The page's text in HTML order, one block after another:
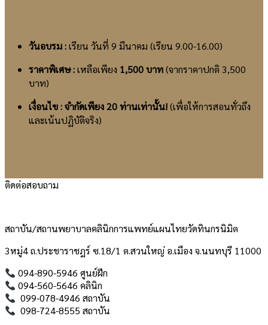
วันอบรม :เรียน วันที่ 9 มีนาคม (เรียน 9.00-16.00)
ราคาพิเศษ :เหลือเพียง 1,500 บาท(จากราคาปกติ 3,500
บาท)
เงื่อนไข :จำกัดเพียง 20 ท่านเท่านั้น!(เพื่อให้การสอนทั่วถึง
และเน้นปฏิบัติจริง)
ติดต่อสอบถาม
สถาบัน/สถานพยาบาลคลินิกการแพทย์แผนไทยวัดทินกรนิมิต
3หมู่4 ถ.ประชาราชฎร์ ซ.18/1 ต.สวนใหญ่ อ.เมือง จ.นนทบุรี 11000
094-890-5946 ศูนย์ฝึก
094-560-5646 คลินิก
099-078-4946 สถาบัน
098-724-8555 สถาบัน